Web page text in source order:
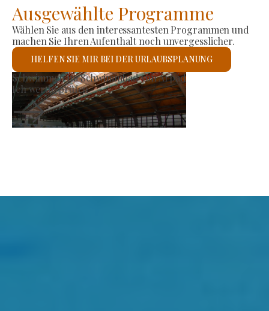
Ausgewählte Programme
Wählen Sie aus den interessantesten Programmen und
machen Sie Ihren Aufenthalt noch unvergesslicher.
HELFEN SIE MIR BEI DER URLAUBSPLANUNG
Erzeugermarkt
Ich werde prüfen